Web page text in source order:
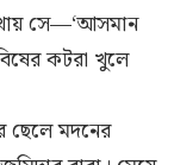
সে—‘আসমান
কটরা খুলে
ছেলে মদনের